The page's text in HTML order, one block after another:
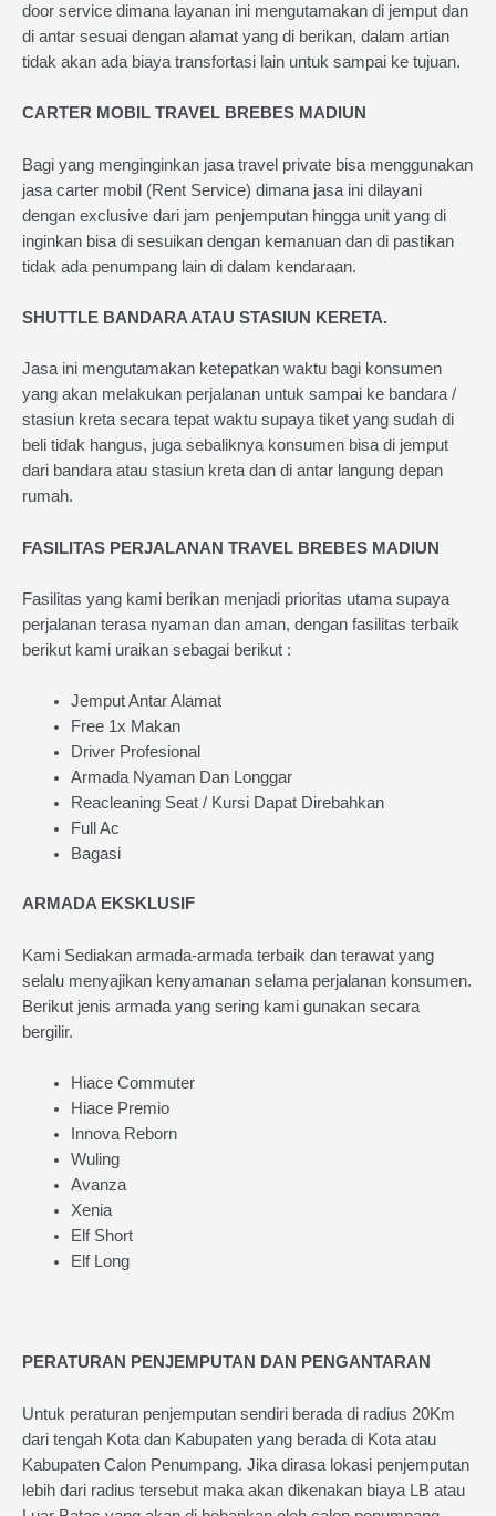
door service dimana layanan ini mengutamakan di jemput dan
di antar sesuai dengan alamat yang di berikan, dalam artian
tidak akan ada biaya transfortasi lain untuk sampai ke tujuan.
CARTER MOBIL TRAVEL BREBES MADIUN
Bagi yang menginginkan jasa travel private bisa menggunakan
jasa carter mobil (Rent Service) dimana jasa ini dilayani
dengan exclusive dari jam penjemputan hingga unit yang di
inginkan bisa di sesuikan dengan kemanuan dan di pastikan
tidak ada penumpang lain di dalam kendaraan.
SHUTTLE BANDARA ATAU STASIUN KERETA.
Jasa ini mengutamakan ketepatkan waktu bagi konsumen
yang akan melakukan perjalanan untuk sampai ke bandara /
stasiun kreta secara tepat waktu supaya tiket yang sudah di
beli tidak hangus, juga sebaliknya konsumen bisa di jemput
dari bandara atau stasiun kreta dan di antar langung depan
rumah.
FASILITAS PERJALANAN TRAVEL BREBES MADIUN
Fasilitas yang kami berikan menjadi prioritas utama supaya
perjalanan terasa nyaman dan aman, dengan fasilitas terbaik
berikut kami uraikan sebagai berikut :
Jemput Antar Alamat
Free 1x Makan
Driver Profesional
Armada Nyaman Dan Longgar
Reacleaning Seat / Kursi Dapat Direbahkan
Full Ac
Bagasi
ARMADA EKSKLUSIF
Kami Sediakan armada-armada terbaik dan terawat yang
selalu menyajikan kenyamanan selama perjalanan konsumen.
Berikut jenis armada yang sering kami gunakan secara
bergilir.
Hiace Commuter
Hiace Premio
Innova Reborn
Wuling
Avanza
Xenia
Elf Short
Elf Long
PERATURAN PENJEMPUTAN DAN PENGANTARAN
Untuk peraturan penjemputan sendiri berada di radius 20Km
dari tengah Kota dan Kabupaten yang berada di Kota atau
Kabupaten Calon Penumpang. Jika dirasa lokasi penjemputan
lebih dari radius tersebut maka akan dikenakan biaya LB atau